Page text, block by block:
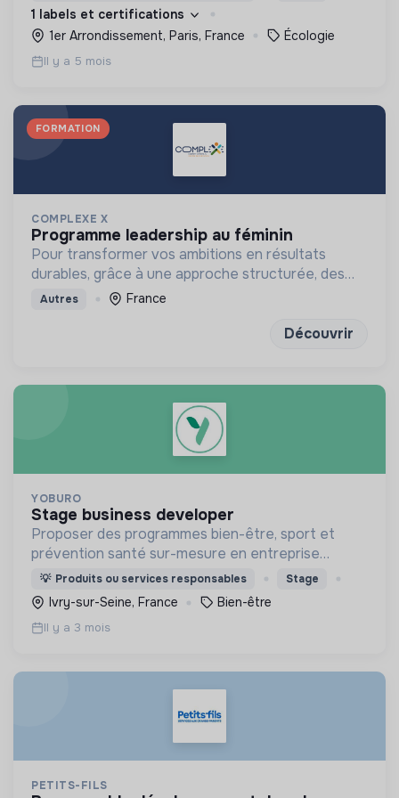
1 labels et certifications
1er Arrondissement, Paris, France
Écologie
Il y a 5 mois
FORMATION
COMPLEXE X
programme leadership au féminin
Pour transformer vos ambitions en résultats
durables, grâce à une approche structurée, des
outils concrets et des exercices de réflexion
Autres France
Découvrir
YOBURO
stage business developer
Proposer des programmes bien-être, sport et
prévention santé sur-mesure en entreprise
partout en France. En présentiel ou par visio.
💡 Produits ou services responsables Stage
Ivry-sur-Seine, France Bien-être
Il y a 3 mois
PETITS-FILS